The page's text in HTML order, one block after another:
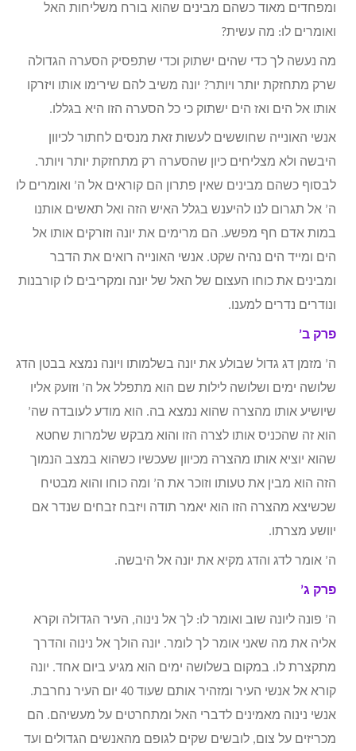
ומפחדים מאוד כשהם מבינים שהוא בורח משליחות האל
ואומרים לו: מה עשית?
מה נעשה לך כדי שהים ישתוק וכדי שתפסיק הסערה הגדולה
שרק מתחזקת יותר ויותר? יונה משיב להם שירימו אותו ויזרקו
אותו אל הים ואז הים ישתוק כי כל הסערה הזו היא בגללו.
אנשי האונייה שחוששים לעשות זאת מנסים לחתור לכיוון
היבשה ולא מצליחים כיון שהסערה רק מתחזקת יותר ויותר.
לבסוף כשהם מבינים שאין פתרון הם קוראים אל ה’ ואומרים לו
ה’ אל תגרום לנו להיענש בגלל האיש הזה ואל תאשים אותנו
במות אדם חף מפשע. הם מרימים את יונה וזורקים אותו אל
הים ומייד הים נהיה שקט. אנשי האונייה רואים את הדבר
ומבינים את כוחו העצום של האל של יונה ומקריבים לו קורבנות
ונודרים נדרים למענו.
פרק ב’
ה’ מזמן דג גדול שבולע את יונה בשלמותו ויונה נמצא בבטן הדג
שלושה ימים ושלושה לילות שם הוא מתפלל אל ה’ וזועק אליו
שיושיע אותו מהצרה שהוא נמצא בה. הוא מודע לעובדה שה’
הוא זה שהכניס אותו לצרה הזו והוא מבקש שלמרות שחטא
שהוא יוציא אותו מהצרה מכיוון שעכשיו כשהוא במצב הנמוך
הזה הוא מבין את טעותו וזוכר את ה’ ומה כוחו והוא מבטיח
שכשיצא מהצרה הזו הוא יאמר תודה ויזבח זבחים שנדר אם
יוושע מצרתו.
ה’ אומר לדג והדג מקיא את יונה אל היבשה.
פרק ג’
ה’ פונה ליונה שוב ואומר לו: לך אל נינוה, העיר הגדולה וקרא
אליה את מה שאני אומר לך לומר. יונה הולך אל נינוה והדרך
מתקצרת לו. במקום בשלושה ימים הוא מגיע ביום אחד. יונה
קורא אל אנשי העיר ומזהיר אותם שעוד 40 יום העיר נחרבת.
אנשי נינוה מאמינים לדברי האל ומתחרטים על מעשיהם. הם
מכריזים על צום, לובשים שקים לגופם מהאנשים הגדולים ועד